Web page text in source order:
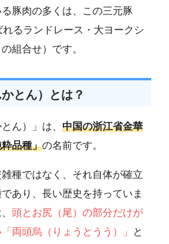
豚肉の多くは、この三元豚
れるランドレース・大ヨークシ
組合せ）です。
とん）とは？
ん）」は、 中国の浙江省金華
品種」の名前です。
種ではなく、それ自体が確立
あり、長い歴史を持っていま
頭とお尻（尾）の部分だけが
両頭烏（りょうとうう）」
と